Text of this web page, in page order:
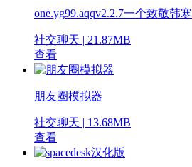
one.yg99.aqqv2.2.7一个致敬韩寒
社交聊天 | 21.87MB
查看
朋友圈模拟器
社交聊天 | 13.68MB
查看